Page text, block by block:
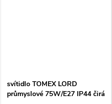
svítidlo TOMEX LORD
průmyslové 75W/E27 IP44 čirá